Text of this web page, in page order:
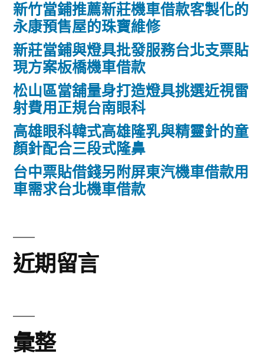
新竹當鋪推薦新莊機車借款客製化的
永康預售屋的珠寶維修
新莊當鋪與燈具批發服務台北支票貼
現方案板橋機車借款
松山區當舖量身打造燈具挑選近視雷
射費用正規台南眼科
高雄眼科韓式高雄隆乳與精靈針的童
顏針配合三段式隆鼻
台中票貼借錢另附屏東汽機車借款用
車需求台北機車借款
近期留言
彙整